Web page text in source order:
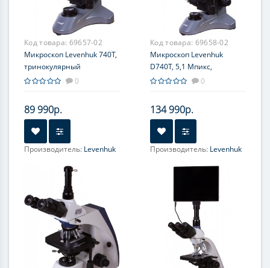
Код товара: 69657-02
Микроскоп Levenhuk 740T,
тринокулярный
0
89 990р.
Производитель: Levenhuk
ахроматические: 4x, 10x,
40xs, 100xs (масляный)
Увеличение, крат:40; 80;
100; 200; 400; 800; 1000;
Окуляр (ы):WF10x/18 мм,
Код товара: 69658-02
Микроскоп Levenhuk
D740T, 5,1 Мпикс,
тринокулярный
0
134 990р.
Производитель: Levenhuk
Увеличение, крат:40; 80;
100; 200; 400; 800; 1000;
WF10x/18 мм,